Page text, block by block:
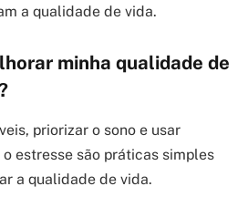
a qualidade de vida.
minha qualidade de
priorizar o sono e usar
estresse são práticas simples
a qualidade de vida.